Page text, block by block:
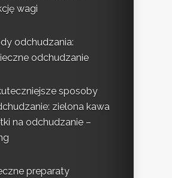
wagi
odchudzania:
odchudzanie
sposoby
zielona kawa
na odchudzanie –
preparaty